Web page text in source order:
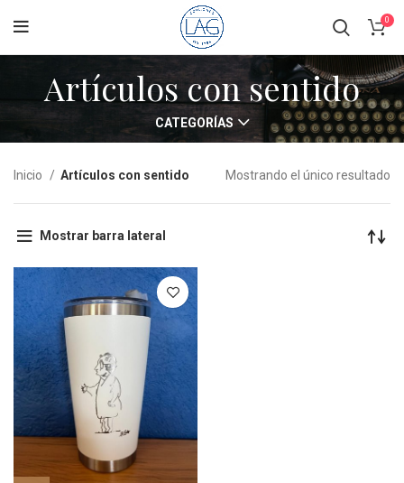
0
Artículos con sentido
CATEGORÍAS
Inicio Artículos con sentido Mostrando el único resultado
Mostrar barra lateral